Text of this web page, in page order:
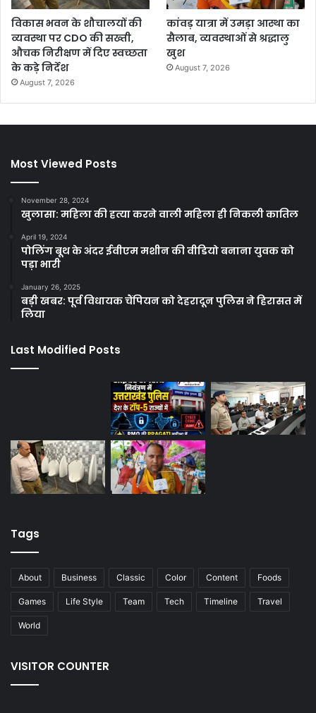
विकास भवन के शौचालयों की
व्यवस्था पर CDO की सख्ती,
औचक निरीक्षण में दिए स्वच्छता
के कड़े निर्देश
August 7, 2026
कांवड़ यात्रा में उमड़ा आस्था का
सैलाब, व्यवस्थाओं से श्रद्धालु
खुश
August 7, 2026
Most Viewed Posts
November 28, 2024
खुलासा: महिला की हत्या करने वाली महिला ही निकली कातिल
April 19, 2024
पोलिंग बूथ के अंदर ईवीएम मशीन की वीडियो बनाना युवक को
पड़ा भारी
January 26, 2025
बड़ी खबर: पूर्व विधायक चैंपियन को देहरादून पुलिस ने हिरासत में
लिया
Last Modified Posts
Tags
About Business Classic Color Content Foods
Games Life Style Team Tech Timeline Travel
World
VISITOR COUNTER